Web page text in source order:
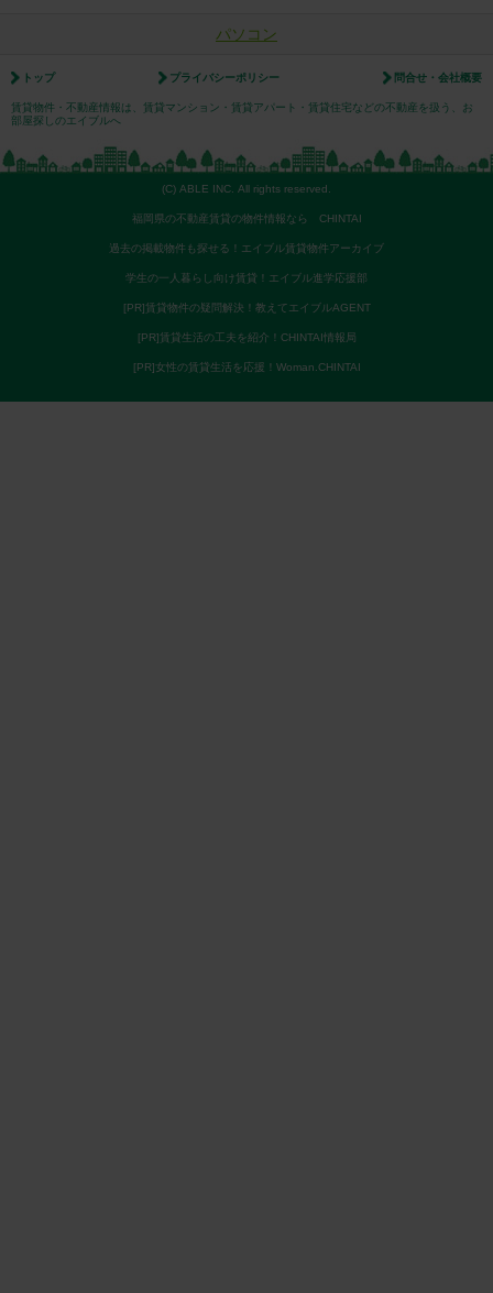
パソコン
トップ プライバシーポリシー 問合せ・会社概要
賃貸物件・不動産情報は、賃貸マンション・賃貸アパート・賃貸住宅などの不動産を扱う、お
部屋探しのエイブルへ
(C) ABLE INC. All rights reserved.
福岡県の不動産賃貸の物件情報なら CHINTAI
過去の掲載物件も探せる！エイブル賃貸物件アーカイブ
学生の一人暮らし向け賃貸！エイブル進学応援部
[PR]賃貸物件の疑問解決！教えてエイブルAGENT
[PR]賃貸生活の工夫を紹介！CHINTAI情報局
[PR]女性の賃貸生活を応援！Woman.CHINTAI